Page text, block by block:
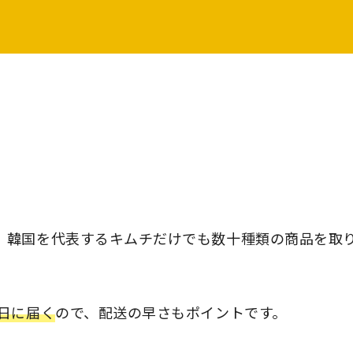
韓国を代表するキムチだけでも数十種類の商品を取
に届くので、配送の早さもポイントです。